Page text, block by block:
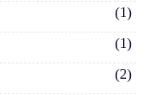
(1)
(1)
(2)